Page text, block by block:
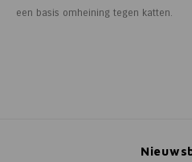
een basis omheining tegen katten.